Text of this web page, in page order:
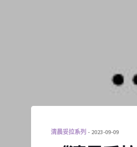
清晨妥拉系列 2023-09-09